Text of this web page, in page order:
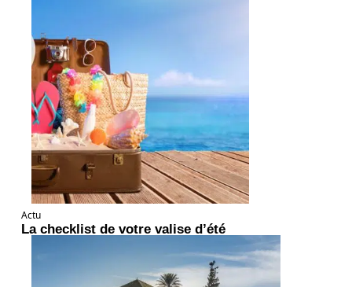
Actu
La checklist de votre valise d’été